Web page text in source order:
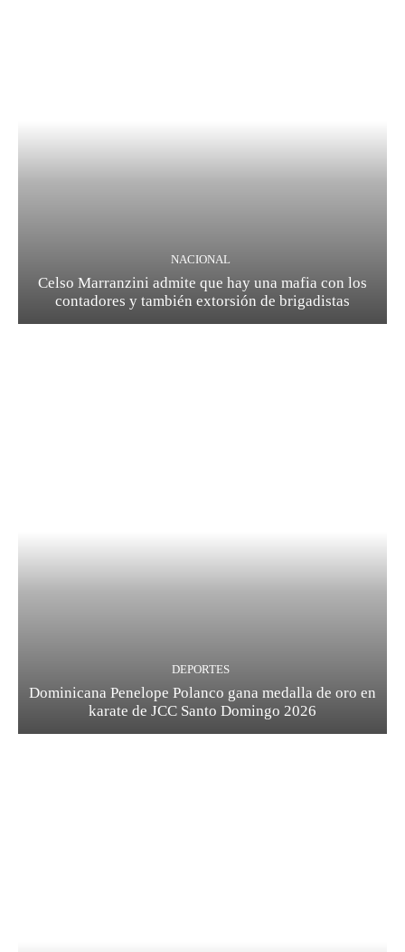
NACIONAL
Celso Marranzini admite que hay una mafia con los
contadores y también extorsión de brigadistas
DEPORTES
Dominicana Penelope Polanco gana medalla de oro en
karate de JCC Santo Domingo 2026